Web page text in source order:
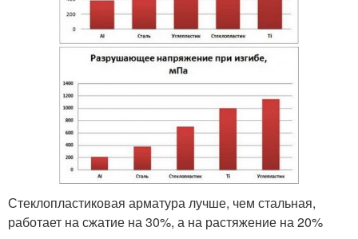
Стеклопластиковая арматура лучше, чем стальная,
работает на сжатие на 30%, а на растяжение на 20%